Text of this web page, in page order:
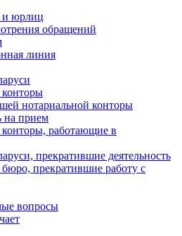
и юрлиц
обращений
линия
нотариальной конторы
на прием
работающие в
прекратившие деятельность
прекратившие работу с
вопросы